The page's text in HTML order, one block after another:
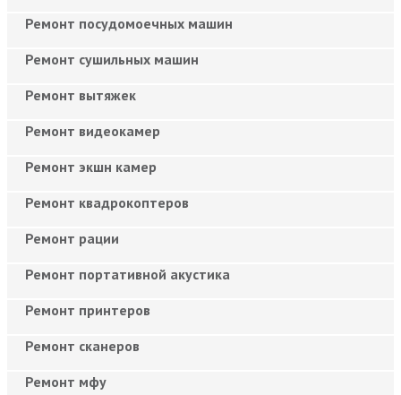
Ремонт посудомоечных машин
Ремонт сушильных машин
Ремонт вытяжек
Ремонт видеокамер
Ремонт экшн камер
Ремонт квадрокоптеров
Ремонт рации
Ремонт портативной акустика
Ремонт принтеров
Ремонт сканеров
Ремонт мфу